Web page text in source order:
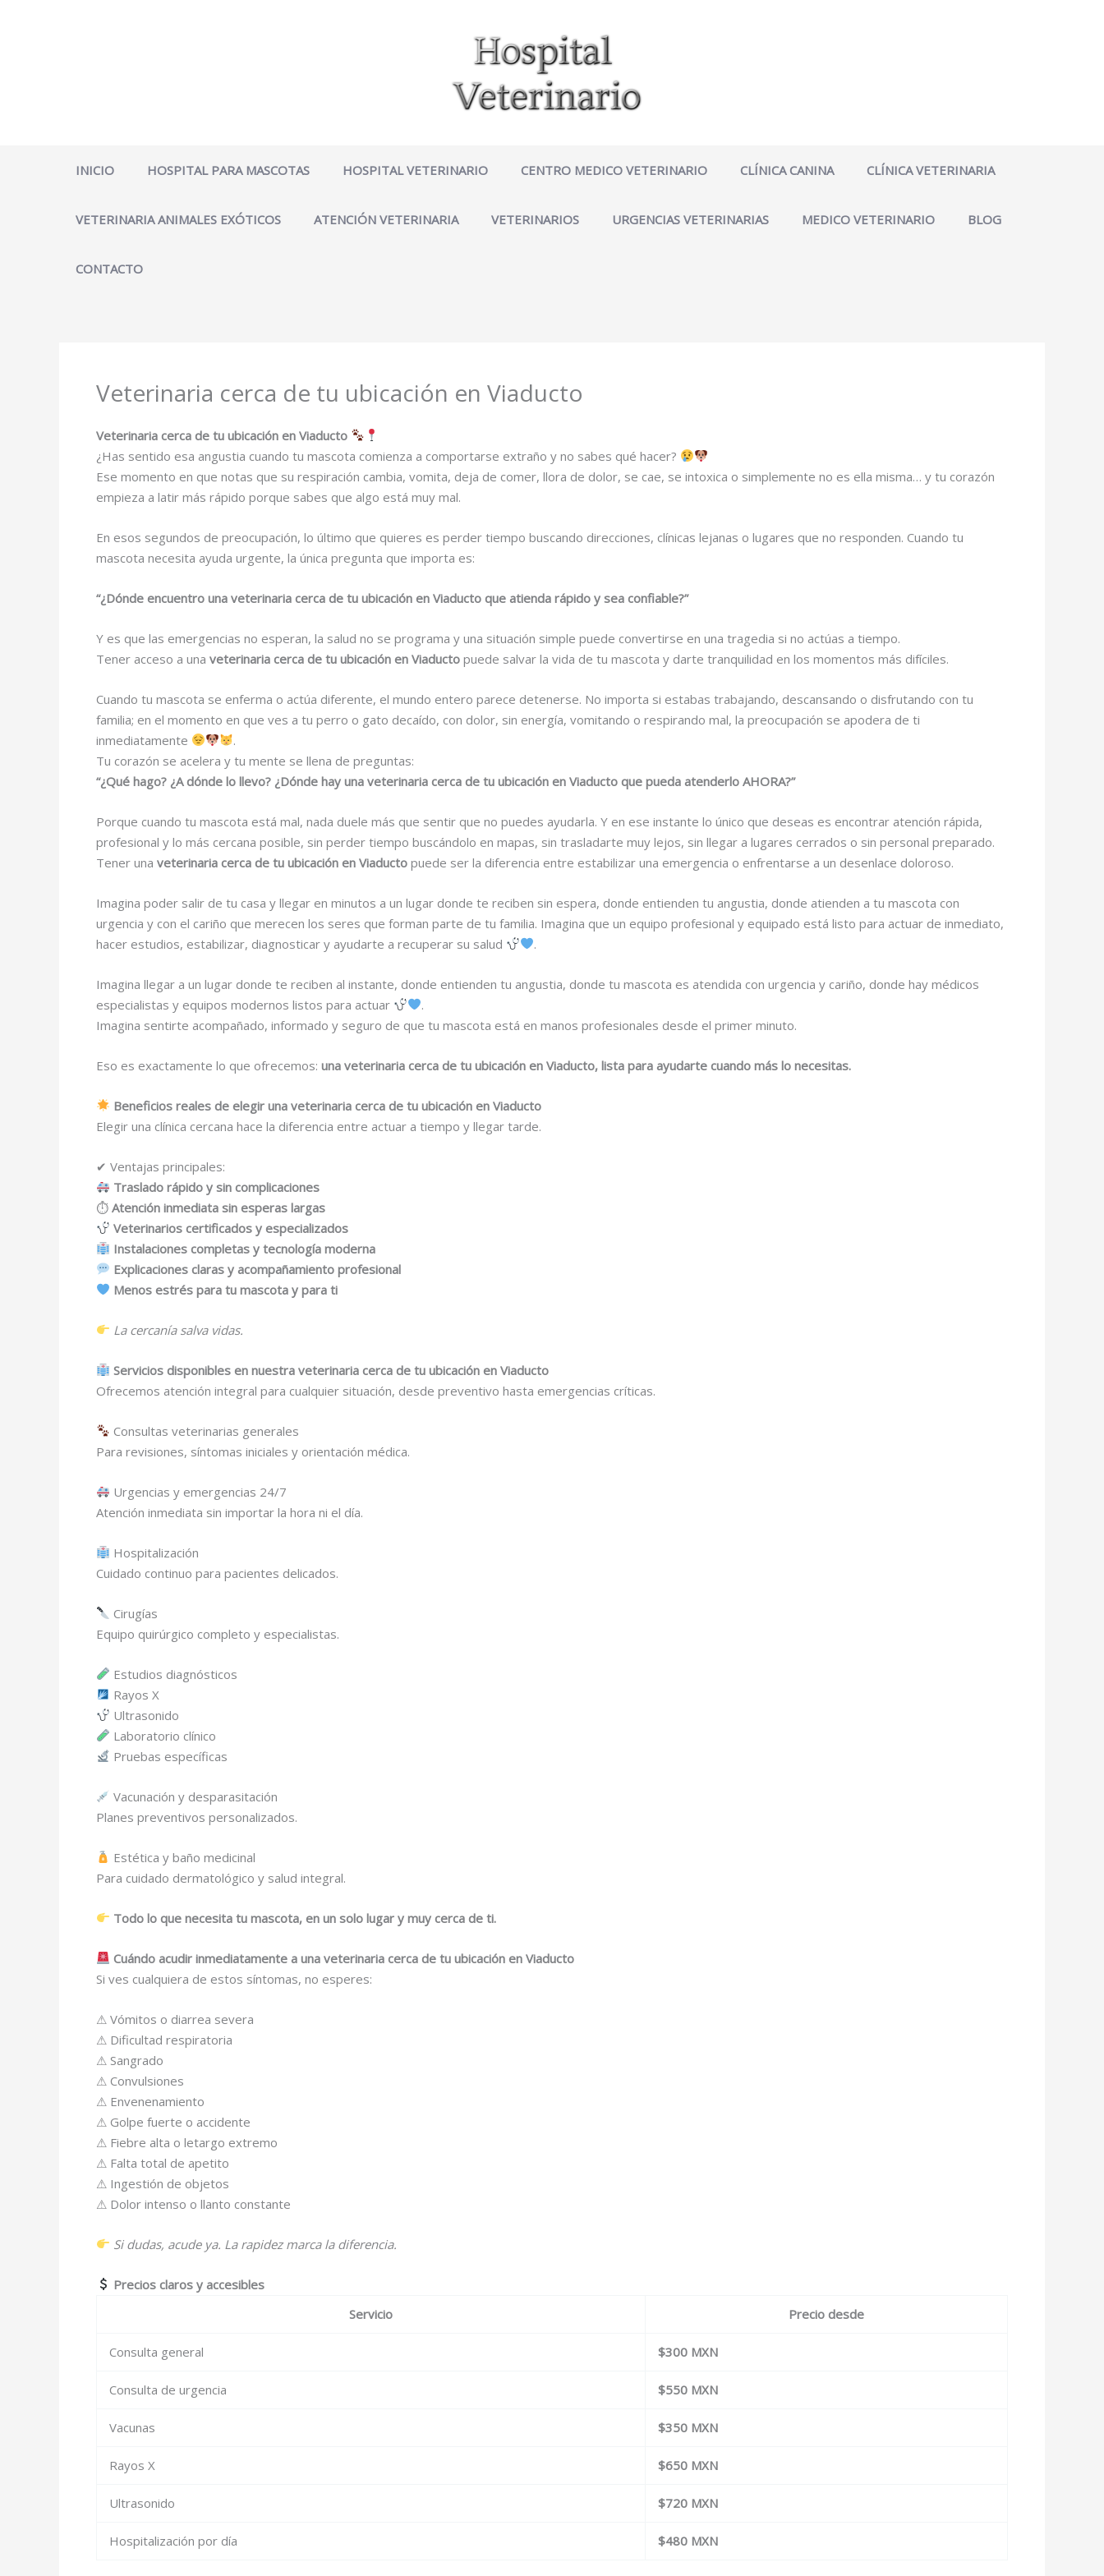
INICIO HOSPITAL PARA MASCOTAS HOSPITAL VETERINARIO CENTRO MEDICO VETERINARIO CLÍNICA CANINA CLÍNICA VETERINARIA
VETERINARIA ANIMALES EXÓTICOS ATENCIÓN VETERINARIA VETERINARIOS URGENCIAS VETERINARIAS MEDICO VETERINARIO BLOG
CONTACTO
Veterinaria cerca de tu ubicación en Viaducto
Veterinaria cerca de tu ubicación en Viaducto
¿Has sentido esa angustia cuando tu mascota comienza a comportarse extraño y no sabes qué hacer?
Ese momento en que notas que su respiración cambia, vomita, deja de comer, llora de dolor, se cae, se intoxica o simplemente no es ella misma… y tu corazón
empieza a latir más rápido porque sabes que algo está muy mal.
En esos segundos de preocupación, lo último que quieres es perder tiempo buscando direcciones, clínicas lejanas o lugares que no responden. Cuando tu
mascota necesita ayuda urgente, la única pregunta que importa es:
“¿Dónde encuentro una veterinaria cerca de tu ubicación en Viaducto que atienda rápido y sea confiable?”
Y es que las emergencias no esperan, la salud no se programa y una situación simple puede convertirse en una tragedia si no actúas a tiempo.
Tener acceso a una veterinaria cerca de tu ubicación en Viaducto puede salvar la vida de tu mascota y darte tranquilidad en los momentos más difíciles.
Cuando tu mascota se enferma o actúa diferente, el mundo entero parece detenerse. No importa si estabas trabajando, descansando o disfrutando con tu
familia; en el momento en que ves a tu perro o gato decaído, con dolor, sin energía, vomitando o respirando mal, la preocupación se apodera de ti
inmediatamente
.
Tu corazón se acelera y tu mente se llena de preguntas:
“¿Qué hago? ¿A dónde lo llevo? ¿Dónde hay una veterinaria cerca de tu ubicación en Viaducto que pueda atenderlo AHORA?”
Porque cuando tu mascota está mal, nada duele más que sentir que no puedes ayudarla. Y en ese instante lo único que deseas es encontrar atención rápida,
profesional y lo más cercana posible, sin perder tiempo buscándolo en mapas, sin trasladarte muy lejos, sin llegar a lugares cerrados o sin personal preparado.
Tener una veterinaria cerca de tu ubicación en Viaducto puede ser la diferencia entre estabilizar una emergencia o enfrentarse a un desenlace doloroso.
Imagina poder salir de tu casa y llegar en minutos a un lugar donde te reciben sin espera, donde entienden tu angustia, donde atienden a tu mascota con
urgencia y con el cariño que merecen los seres que forman parte de tu familia. Imagina que un equipo profesional y equipado está listo para actuar de inmediato,
hacer estudios, estabilizar, diagnosticar y ayudarte a recuperar su salud
.
Imagina llegar a un lugar donde te reciben al instante, donde entienden tu angustia, donde tu mascota es atendida con urgencia y cariño, donde hay médicos
especialistas y equipos modernos listos para actuar
.
Imagina sentirte acompañado, informado y seguro de que tu mascota está en manos profesionales desde el primer minuto.
Eso es exactamente lo que ofrecemos: una veterinaria cerca de tu ubicación en Viaducto, lista para ayudarte cuando más lo necesitas.
Beneficios reales de elegir una veterinaria cerca de tu ubicación en Viaducto
Elegir una clínica cercana hace la diferencia entre actuar a tiempo y llegar tarde.
✔ Ventajas principales:
Traslado rápido y sin complicaciones
⏱ Atención inmediata sin esperas largas
Veterinarios certificados y especializados
Instalaciones completas y tecnología moderna
Explicaciones claras y acompañamiento profesional
Menos estrés para tu mascota y para ti
La cercanía salva vidas.
Servicios disponibles en nuestra veterinaria cerca de tu ubicación en Viaducto
Ofrecemos atención integral para cualquier situación, desde preventivo hasta emergencias críticas.
Consultas veterinarias generales
Para revisiones, síntomas iniciales y orientación médica.
Urgencias y emergencias 24/7
Atención inmediata sin importar la hora ni el día.
Hospitalización
Cuidado continuo para pacientes delicados.
Cirugías
Equipo quirúrgico completo y especialistas.
Estudios diagnósticos
Rayos X
Ultrasonido
Laboratorio clínico
Pruebas específicas
Vacunación y desparasitación
Planes preventivos personalizados.
Estética y baño medicinal
Para cuidado dermatológico y salud integral.
Todo lo que necesita tu mascota, en un solo lugar y muy cerca de ti.
Cuándo acudir inmediatamente a una veterinaria cerca de tu ubicación en Viaducto
Si ves cualquiera de estos síntomas, no esperes:
⚠ Vómitos o diarrea severa
⚠ Dificultad respiratoria
⚠ Sangrado
⚠ Convulsiones
⚠ Envenenamiento
⚠ Golpe fuerte o accidente
⚠ Fiebre alta o letargo extremo
⚠ Falta total de apetito
⚠ Ingestión de objetos
⚠ Dolor intenso o llanto constante
Si dudas, acude ya. La rapidez marca la diferencia.
Precios claros y accesibles
Servicio
Precio desde
Consulta general $300 MXN
Consulta de urgencia $550 MXN
Vacunas $350 MXN
Rayos X $650 MXN
Ultrasonido $720 MXN
Hospitalización por día $480 MXN